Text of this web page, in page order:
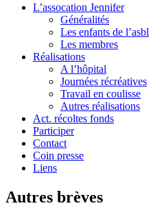
L’assocation Jennifer
Généralités
Les enfants de l’asbl
Les membres
Réalisations
A l’hôpital
Journées récréatives
Travail en coulisse
Autres réalisations
Act. récoltes fonds
Participer
Contact
Coin presse
Liens
Autres brèves